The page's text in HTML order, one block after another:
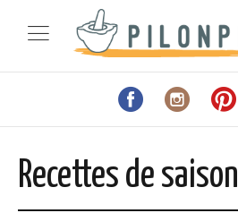
Recettes de saison